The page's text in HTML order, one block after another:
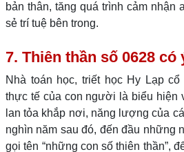
bản thân, tăng quá trình cảm nhận
sẻ trí tuệ bên trong.
7. Thiên thần số 0628 có
Nhà toán học, triết học Hy Lạp
thực tế của con người là biểu hiện
lan tỏa khắp nơi, năng lượng của
nghìn năm sau đó, đến đầu những
gọi tên “những con số thiên thần”,